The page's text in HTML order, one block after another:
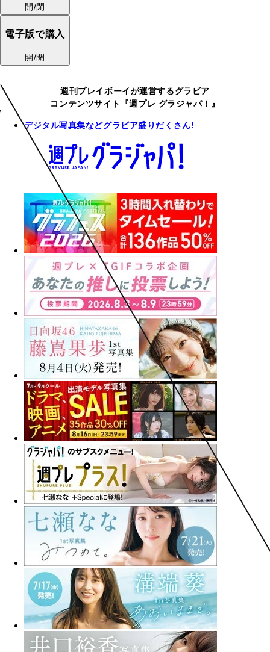
開/閉
電子版で購入
開/閉
週刊プレイボーイが運営するグラビア
コンテンツサイト『週プレ グラジャパ！』
デジタル写真集などグラビア盛りだくさん!